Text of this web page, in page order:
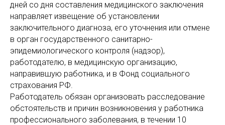
дней со дня составления медицинского заключения
направляет извещение об установлении
заключительного диагноза, его уточнения или отмене
в орган государственного санитарно-
эпидемиологического контроля (надзор),
работодателю, в медицинскую организацию,
направившую работника, и в Фонд социального
страхования РФ.
Работодатель обязан организовать расследование
обстоятельств и причин возникновения у работника
профессионального заболевания, в течении 10